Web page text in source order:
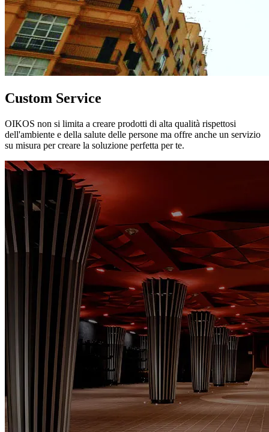
Custom Service
OIKOS non si limita a creare prodotti di alta qualità rispettosi
dell'ambiente e della salute delle persone ma offre anche un servizio
su misura per creare la soluzione perfetta per te.